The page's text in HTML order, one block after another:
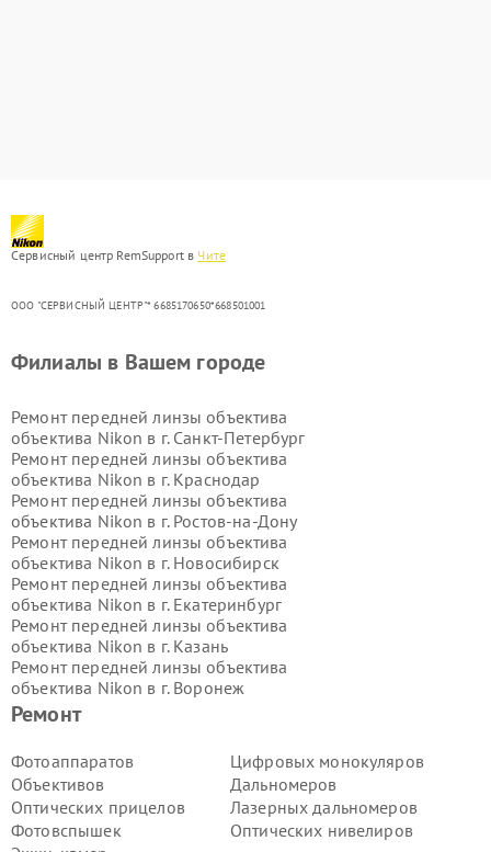
Сервисный центр RemSupport в Чите
ООО "СЕРВИСНЫЙ ЦЕНТР"* 6685170650*668501001
Ремонт
Фотоаппаратов
Объективов
Оптических прицелов
Фотовспышек
Цифровых монокуляров
Дальномеров
Лазерных дальномеров
Оптических нивелиров
Филиалы в Вашем городе
Ремонт передней линзы объектива
объектива Nikon в г. Санкт-Петербург
Ремонт передней линзы объектива
объектива Nikon в г. Краснодар
Ремонт передней линзы объектива
объектива Nikon в г. Ростов-на-Дону
Ремонт передней линзы объектива
объектива Nikon в г. Новосибирск
Ремонт передней линзы объектива
объектива Nikon в г. Екатеринбург
Ремонт передней линзы объектива
объектива Nikon в г. Казань
Ремонт передней линзы объектива
объектива Nikon в г. Воронеж
Ремонт передней линзы объектива
Ремонт передней линзы объектива
объектива Nikon в г.
Самара
Ремонт передней линзы объектива
объектива Nikon в г.Пермь
Ремонт передней линзы объектива